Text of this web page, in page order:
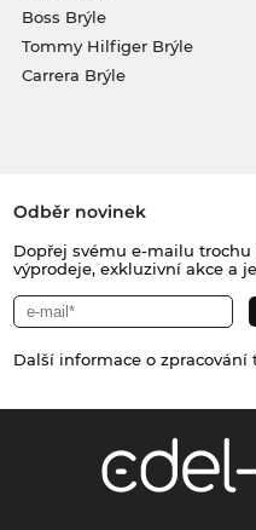
Boss Brýle
Tommy Hilfiger Brýle
Carrera Brýle
Odběr novinek
Dopřej svému e-mailu
výprodeje, exkluzivní akce a
Další informace o